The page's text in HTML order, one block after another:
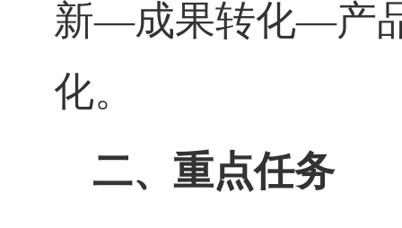
新—成果转化—产
化。
二、重点任务